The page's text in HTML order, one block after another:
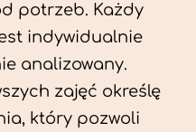
potrzeb. Każdy
indywidualnie
analizowany.
zajęć określę
który pozwoli